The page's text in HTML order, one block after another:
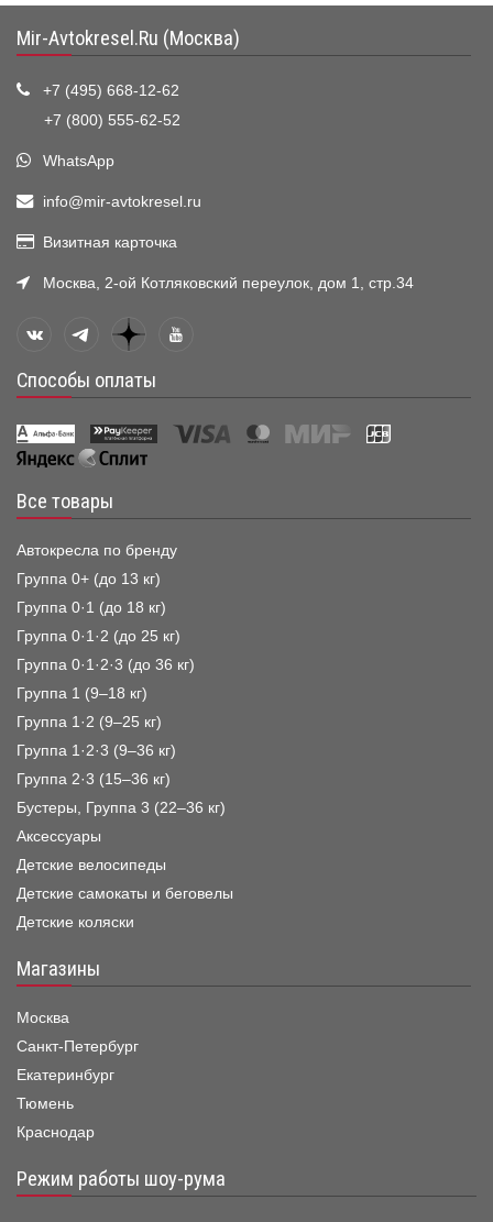
Mir-Avtokresel.Ru (Москва)
+7 (495) 668-12-62
+7 (800) 555-62-52
WhatsApp
info@mir-avtokresel.ru
Визитная карточка
Москва, 2-ой Котляковский переулок, дом 1, стр.34
Способы оплаты
Все товары
Автокресла по бренду
Группа 0+ (до 13 кг)
Группа 0·1 (до 18 кг)
Группа 0·1·2 (до 25 кг)
Группа 0·1·2·3 (до 36 кг)
Группа 1 (9–18 кг)
Группа 1·2 (9–25 кг)
Группа 1·2·3 (9–36 кг)
Группа 2·3 (15–36 кг)
Бустеры, Группа 3 (22–36 кг)
Аксессуары
Детские велосипеды
Детские самокаты и беговелы
Детские коляски
Магазины
Москва
Санкт-Петербург
Екатеринбург
Тюмень
Краснодар
Режим работы шоу-рума